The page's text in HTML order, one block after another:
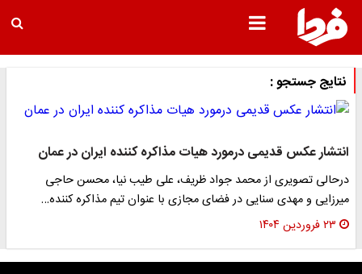
نتایج جستجو :
انتشار عکس قدیمی درمورد هیات مذاکره کننده ایران در عمان
درحالی تصویری از محمد جواد ظریف، علی طیب نیا، محسن حاجی
میرزایی و مهدی سنایی در فضای مجازی با عنوان تیم مذاکره کننده…
۲۳ فروردین ۱۴۰۴